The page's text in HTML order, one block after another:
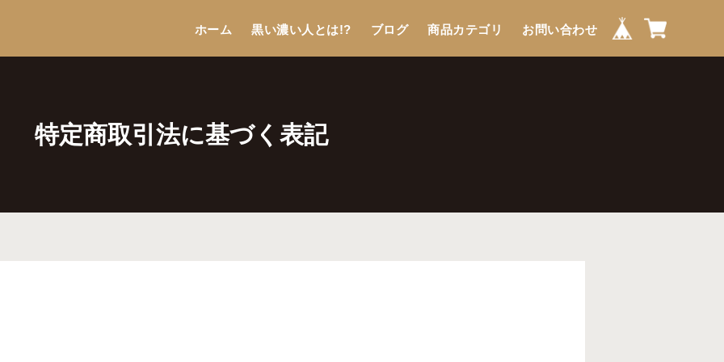
ホーム 黒い濃い人とは!? ブログ 商品カテゴリ お問い合わせ
特定商取引法に基づく表記